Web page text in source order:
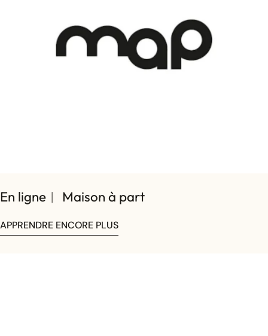
PartagerPartagerÉpingler
En ligne︱ Maison à part
APPRENDRE ENCORE PLUS